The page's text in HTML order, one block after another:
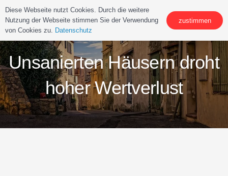
Unsanierten Häusern droht
hoher Wertverlust
Diese Webseite nutzt Cookies. Durch die weitere
Nutzung der Webseite stimmen Sie der Verwendung
von Cookies zu. Datenschutz
zustimmen